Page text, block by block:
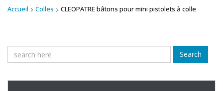
Accueil Colles CLEOPATRE bâtons pour mini pistolets à colle
Search